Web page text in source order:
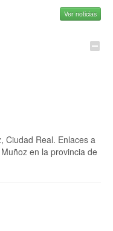
Ver noticias
Ciudad Real. Enlaces a
en la provincia de